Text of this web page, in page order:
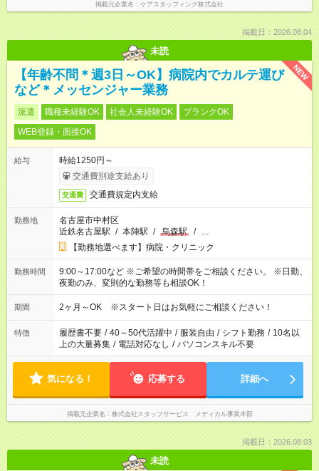
掲載元企業名 ケアスタッフィング株式会社
掲載日：2026.08.04
未読
NEW
【年齢不問＊週3日～OK】病院内でカルテ運び
など＊メッセンジャー業務
派遣 職種未経験OK 社会人未経験OK
ブランクOK
WEB登録・面接OK
給与
時給1250円～
交通費別途支給あり
交通費 交通費規定内支給
勤務地
名古屋市中村区
近鉄名古屋駅 / 本陣駅 / 烏森駅 / …
【勤務地選べます】病院・クリニック
勤務時間
9:00～17:00など ※ご希望の時間帯をご相談ください。 ※日勤、
夜勤のみ、変則的な勤務等も相談OK！
期間 2ヶ月～OK ※スタート日はお気軽にご相談ください！
特徴 履歴書不要 / 40～50代活躍中 / 服装自由 / シフト勤務 / 10名以
上の大量募集 / 電話対応なし / パソコンスキル不要
気になる！ 応募する 詳細へ
掲載元企業名 株式会社スタッフサービス メディカル事業本部
掲載日：2026.08.03
未読